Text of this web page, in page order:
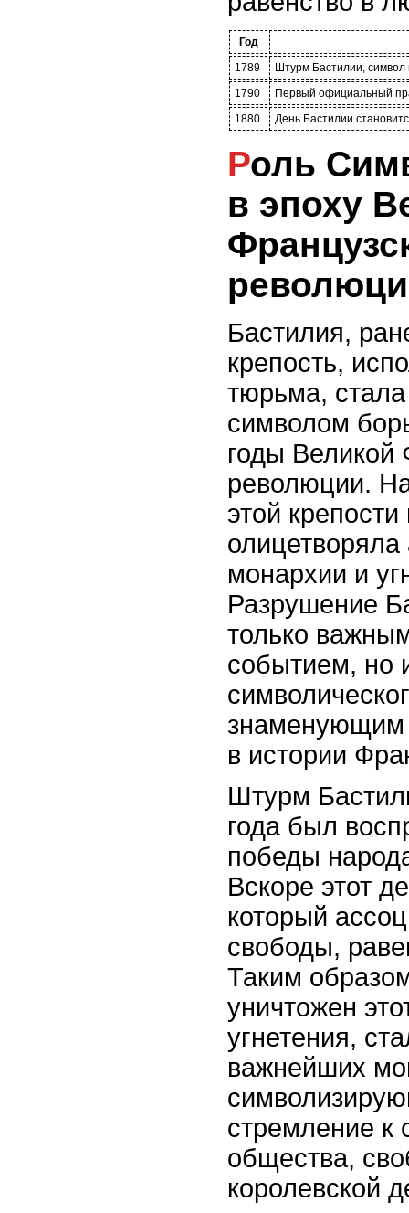
Год
1789
Штурм Бастилии,
1790
Первый официальный
1880
День Бастилии
Роль Символа Бастилии
в эпоху
Бастилия,
крепость,
тюрьма,
символом
годы Великой
революции.
этой
монархии и
Разрушение
только
событием, но
знаменующим
в истории
Штурм
года был
победы
Вскоре этот
который
свободы,
Таким
уничтожен
угнетения,
важнейших
стремление к
общества,
королевской